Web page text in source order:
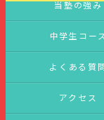
当塾の強み
中学生コー
よくある質問
アクセス